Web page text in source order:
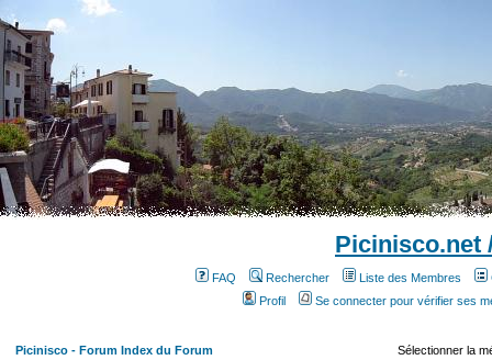
Picinisco.net
FAQ Rechercher Liste des Membres
Profil
Se connecter pour vérifier ses
Picinisco - Forum Index du Forum Sélectionner la